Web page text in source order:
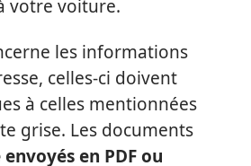
votre voiture.
les informations
celles-ci doivent
à celles mentionnées
grise. Les documents
en PDF ou